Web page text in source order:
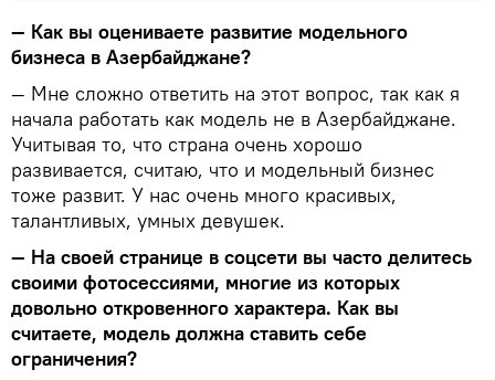
— Как вы оцениваете развитие модельного
бизнеса в Азербайджане?
— Мне сложно ответить на этот вопрос, так как я
начала работать как модель не в Азербайджане.
Учитывая то, что страна очень хорошо
развивается, считаю, что и модельный бизнес
тоже развит. У нас очень много красивых,
талантливых, умных девушек.
— На своей странице в соцсети вы часто делитесь
своими фотосессиями, многие из которых
довольно откровенного характера. Как вы
считаете, модель должна ставить себе
ограничения?